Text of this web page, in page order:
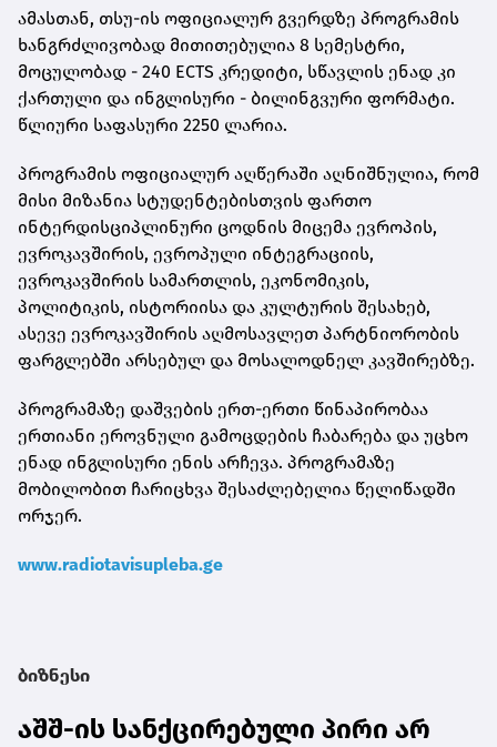
ამასთან, თსუ-ის ოფიციალურ გვერდზე პროგრამის
ხანგრძლივობად მითითებულია 8 სემესტრი,
მოცულობად - 240 ECTS კრედიტი, სწავლის ენად კი
ქართული და ინგლისური - ბილინგვური ფორმატი.
წლიური საფასური 2250 ლარია.
პროგრამის ოფიციალურ აღწერაში აღნიშნულია, რომ
მისი მიზანია სტუდენტებისთვის ფართო
ინტერდისციპლინური ცოდნის მიცემა ევროპის,
ევროკავშირის, ევროპული ინტეგრაციის,
ევროკავშირის სამართლის, ეკონომიკის,
პოლიტიკის, ისტორიისა და კულტურის შესახებ,
ასევე ევროკავშირის აღმოსავლეთ პარტნიორობის
ფარგლებში არსებულ და მოსალოდნელ კავშირებზე.
პროგრამაზე დაშვების ერთ-ერთი წინაპირობაა
ერთიანი ეროვნული გამოცდების ჩაბარება და უცხო
ენად ინგლისური ენის არჩევა. პროგრამაზე
მობილობით ჩარიცხვა შესაძლებელია წელიწადში
ორჯერ.
www.radiotavisupleba.ge
ბიზნესი
აშშ-ის სანქცირებული პირი არ